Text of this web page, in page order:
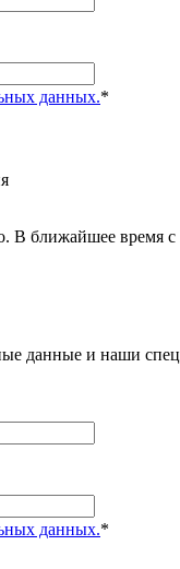
данных.*
В ближайшее время
данные и наши
данных.*